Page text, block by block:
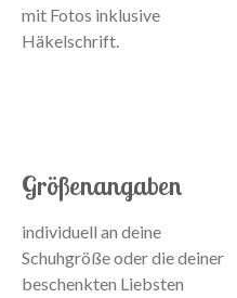
mit Fotos inklusive
Häkelschrift.
Größenangaben
individuell an deine
Schuhgröße oder die deiner
beschenkten Liebsten